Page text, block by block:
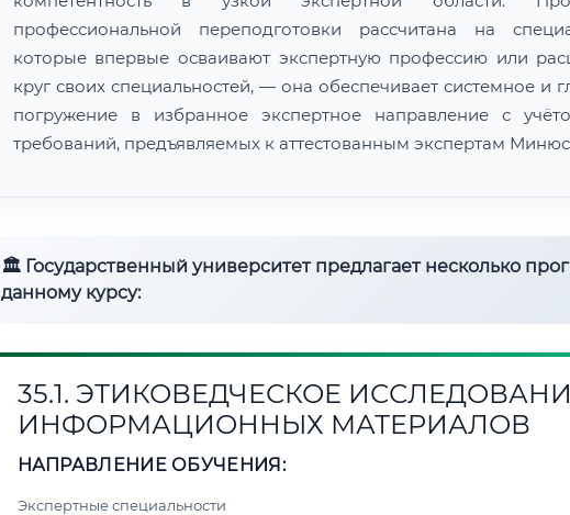
профессиональной переподготовки рассчитана на
которые впервые осваивают экспертную профессию или
круг своих специальностей, — она обеспечивает системное и
погружение в избранное экспертное направление с
требований, предъявляемых к аттестованным экспертам
🏛 Государственный университет предлагает несколько
данному курсу:
35.1. ЭТИКОВЕДЧЕСКОЕ
ИНФОРМАЦИОННЫХ МАТЕРИАЛОВ
НАПРАВЛЕНИЕ ОБУЧЕНИЯ:
Экспертные специальности